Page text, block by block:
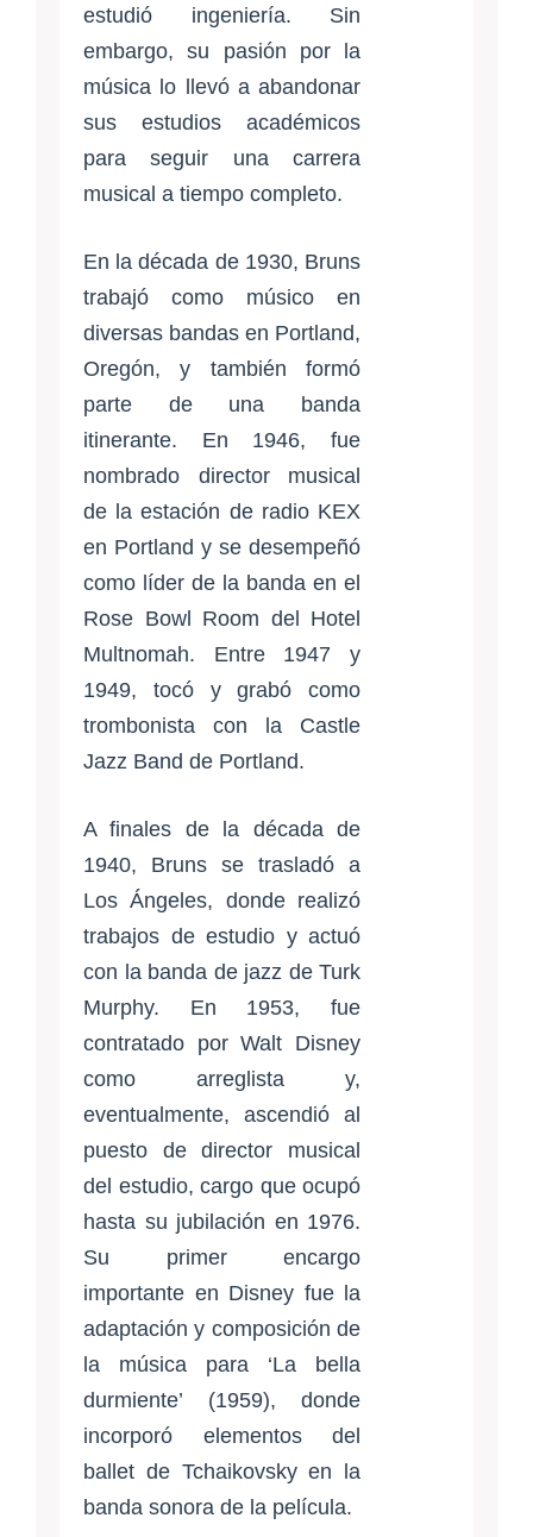
estudió ingeniería. Sin
embargo, su pasión por la
música lo llevó a abandonar
sus estudios académicos
para seguir una carrera
musical a tiempo completo.
En la década de 1930, Bruns
trabajó como músico en
diversas bandas en Portland,
Oregón, y también formó
parte de una banda
itinerante. En 1946, fue
nombrado director musical
de la estación de radio KEX
en Portland y se desempeñó
como líder de la banda en el
Rose Bowl Room del Hotel
Multnomah. Entre 1947 y
1949, tocó y grabó como
trombonista con la Castle
Jazz Band de Portland.
A finales de la década de
1940, Bruns se trasladó a
Los Ángeles, donde realizó
trabajos de estudio y actuó
con la banda de jazz de Turk
Murphy. En 1953, fue
contratado por Walt Disney
como arreglista y,
eventualmente, ascendió al
puesto de director musical
del estudio, cargo que ocupó
hasta su jubilación en 1976.
Su primer encargo
importante en Disney fue la
adaptación y composición de
la música para ‘La bella
durmiente’ (1959), donde
incorporó elementos del
ballet de Tchaikovsky en la
banda sonora de la película.